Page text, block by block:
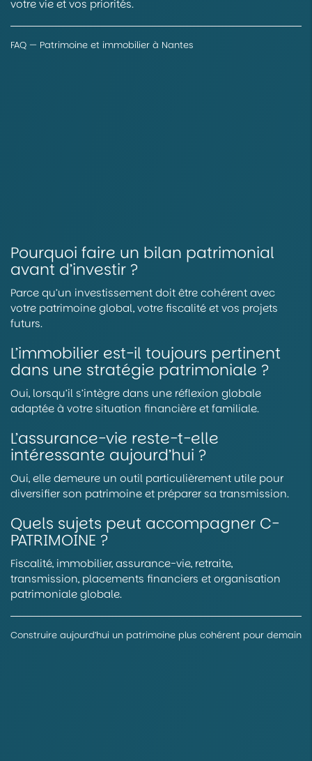
votre vie et vos priorités.
FAQ — Patrimoine et immobilier à Nantes
Pourquoi faire un bilan patrimonial
avant d’investir ?
Parce qu’un investissement doit être cohérent avec
votre patrimoine global, votre fiscalité et vos projets
futurs.
L’immobilier est-il toujours pertinent
dans une stratégie patrimoniale ?
Oui, lorsqu’il s’intègre dans une réflexion globale
adaptée à votre situation financière et familiale.
L’assurance-vie reste-t-elle
intéressante aujourd’hui ?
Oui, elle demeure un outil particulièrement utile pour
diversifier son patrimoine et préparer sa transmission.
Quels sujets peut accompagner C-
PATRIMOINE ?
Fiscalité, immobilier, assurance-vie, retraite,
transmission, placements financiers et organisation
patrimoniale globale.
Construire aujourd’hui un patrimoine plus cohérent pour demain